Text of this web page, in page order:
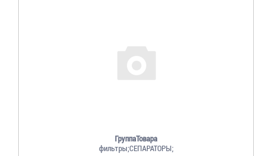
ГруппаТовара
фильтры;СЕПАРАТОРЫ;